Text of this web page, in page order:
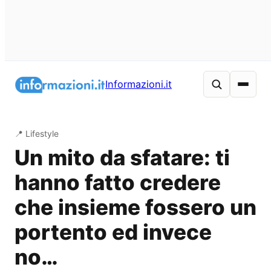
Informazioni.it
📍 Lifestyle
Un mito da sfatare: ti
hanno fatto credere
che insieme fossero un
portento ed invece
no…